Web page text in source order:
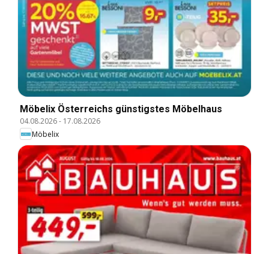
Möbelix Österreichs günstigstes Möbelhaus
04.08.2026- 17.08.2026
Möbelix